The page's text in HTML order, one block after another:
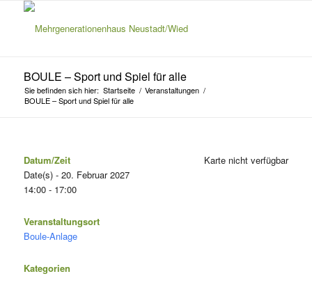
BOULE – Sport und Spiel für alle
Sie befinden sich hier: Startseite / Veranstaltungen /
BOULE – Sport und Spiel für alle
Karte nicht verfügbar
Datum/Zeit
Date(s) - 20. Februar 2027
14:00 - 17:00
Veranstaltungsort
Boule-Anlage
Kategorien